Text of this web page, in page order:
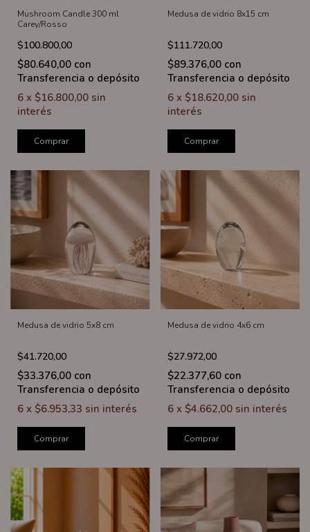
Mushroom Candle 300 ml
Carey/Rosso
$100.800,00
$80.640,00 con
Transferencia o depósito
6 x $16.800,00 sin
interés
Comprar
Medusa de vidrio 8x15 cm
$111.720,00
$89.376,00 con
Transferencia o depósito
6 x $18.620,00 sin
interés
Comprar
Medusa de vidrio 5x8 cm
$41.720,00
$33.376,00 con
Transferencia o depósito
6 x $6.953,33 sin interés
Comprar
Medusa de vidrio 4x6 cm
$27.972,00
$22.377,60 con
Transferencia o depósito
6 x $4.662,00 sin interés
Comprar